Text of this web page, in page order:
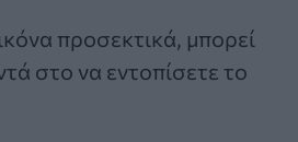
προσεκτικά, μπορεί
στο να εντοπίσετε το